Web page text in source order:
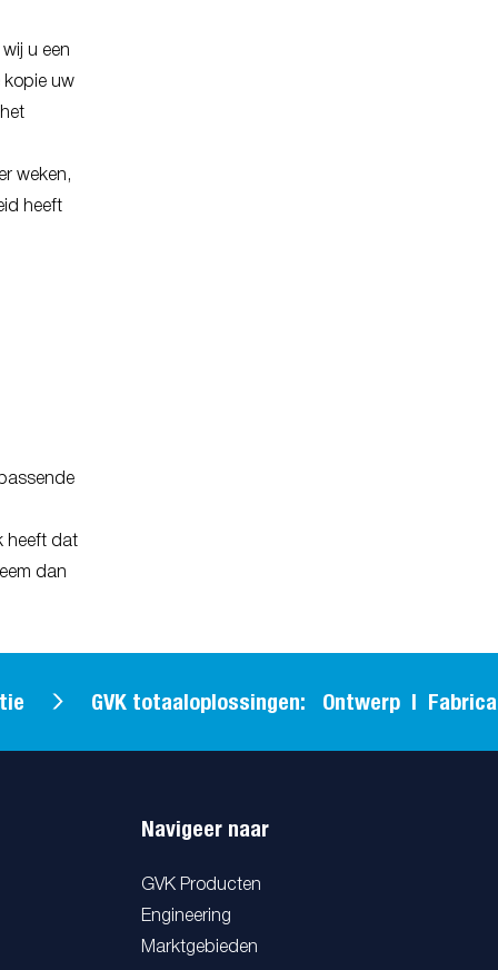
u een
kopie uw
weken,
heeft
heeft dat
dan
GVK totaaloplossingen: Ontwerp | Fabricage
Navigeer naar
GVK Producten
Engineering
Marktgebieden